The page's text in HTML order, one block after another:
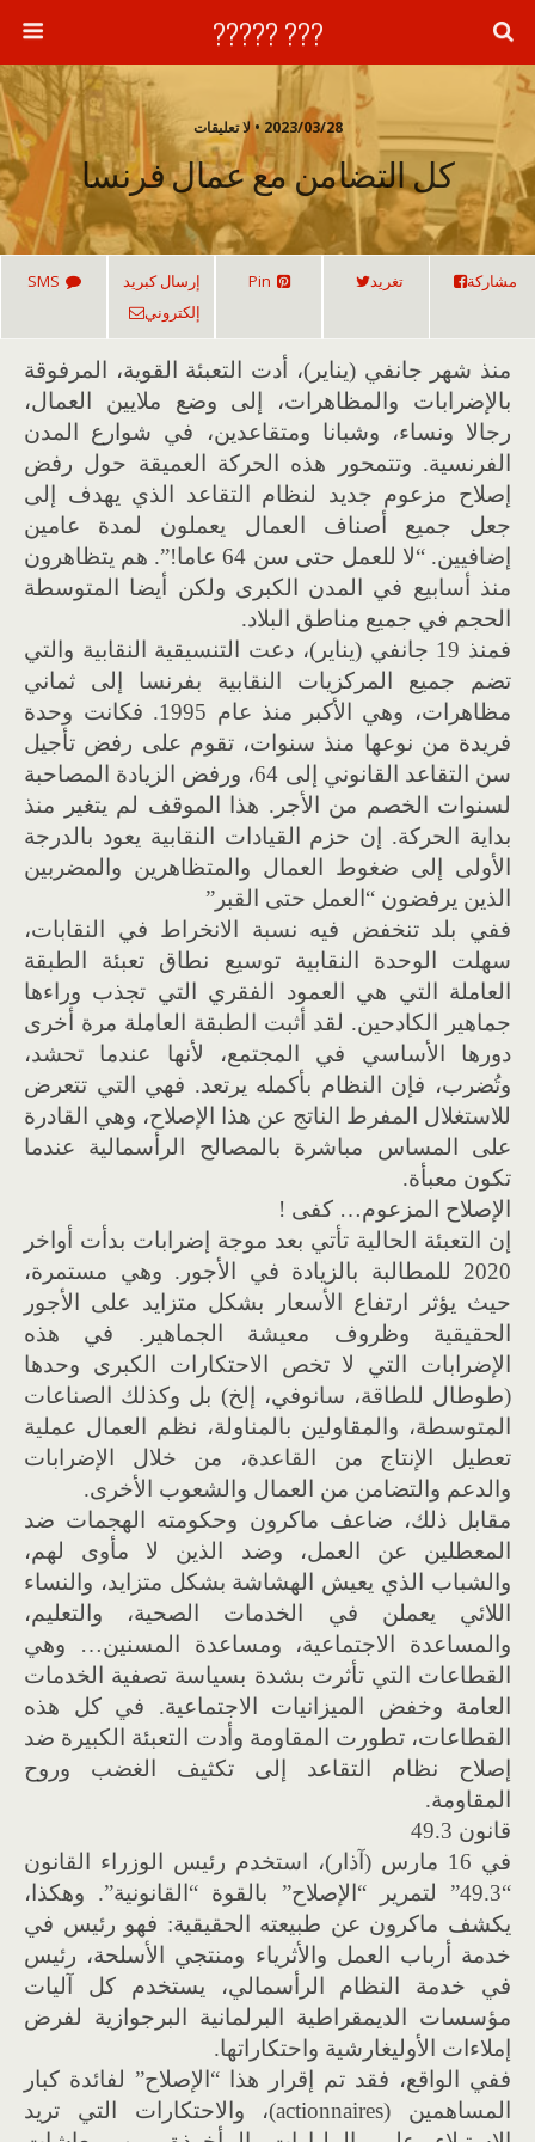
??? ?????
2023/03/28 • لا تعليقات
كل التضامن مع عمال فرنسا
مشاركة تغريد Pin
إرسال كبريد
إلكتروني
SMS
منذ شهر جانفي (يناير)، أدت التعبئة القوية، المرفوقة
بالإضرابات والمظاهرات، إلى وضع ملايين العمال،
رجالا ونساء، وشبانا ومتقاعدين، في شوارع المدن
الفرنسية. وتتمحور هذه الحركة العميقة حول رفض
إصلاح مزعوم جديد لنظام التقاعد الذي يهدف إلى
جعل جميع أصناف العمال يعملون لمدة عامين
إضافيين. “لا للعمل حتى سن 64 عاما!”. هم يتظاهرون
منذ أسابيع في المدن الكبرى ولكن أيضا المتوسطة
الحجم في جميع مناطق البلاد.
فمنذ 19 جانفي (يناير)، دعت التنسيقية النقابية والتي
تضم جميع المركزيات النقابية بفرنسا إلى ثماني
مظاهرات، وهي الأكبر منذ عام 1995. فكانت وحدة
فريدة من نوعها منذ سنوات، تقوم على رفض تأجيل
سن التقاعد القانوني إلى 64، ورفض الزيادة المصاحبة
لسنوات الخصم من الأجر. هذا الموقف لم يتغير منذ
بداية الحركة. إن حزم القيادات النقابية يعود بالدرجة
الأولى إلى ضغوط العمال والمتظاهرين والمضربين
الذين يرفضون “العمل حتى القبر”
ففي بلد تنخفض فيه نسبة الانخراط في النقابات،
سهلت الوحدة النقابية توسيع نطاق تعبئة الطبقة
العاملة التي هي العمود الفقري التي تجذب وراءها
جماهير الكادحين. لقد أثبت الطبقة العاملة مرة أخرى
دورها الأساسي في المجتمع، لأنها عندما تحشد،
وتُضرب، فإن النظام بأكمله يرتعد. فهي التي تتعرض
للاستغلال المفرط الناتج عن هذا الإصلاح، وهي القادرة
على المساس مباشرة بالمصالح الرأسمالية عندما
تكون معبأة.
الإصلاح المزعوم… كفى !
إن التعبئة الحالية تأتي بعد موجة إضرابات بدأت أواخر
2020 للمطالبة بالزيادة في الأجور. وهي مستمرة،
حيث يؤثر ارتفاع الأسعار بشكل متزايد على الأجور
الحقيقية وظروف معيشة الجماهير. في هذه
الإضرابات التي لا تخص الاحتكارات الكبرى وحدها
(طوطال للطاقة، سانوفي، إلخ) بل وكذلك الصناعات
المتوسطة، والمقاولين بالمناولة، نظم العمال عملية
تعطيل الإنتاج من القاعدة، من خلال الإضرابات
والدعم والتضامن من العمال والشعوب الأخرى.
مقابل ذلك، ضاعف ماكرون وحكومته الهجمات ضد
المعطلين عن العمل، وضد الذين لا مأوى لهم،
والشباب الذي يعيش الهشاشة بشكل متزايد، والنساء
اللائي يعملن في الخدمات الصحية، والتعليم،
والمساعدة الاجتماعية، ومساعدة المسنين… وهي
القطاعات التي تأثرت بشدة بسياسة تصفية الخدمات
العامة وخفض الميزانيات الاجتماعية. في كل هذه
القطاعات، تطورت المقاومة وأدت التعبئة الكبيرة ضد
إصلاح نظام التقاعد إلى تكثيف الغضب وروح
المقاومة.
قانون 49.3
في 16 مارس (آذار)، استخدم رئيس الوزراء القانون
“49.3” لتمرير “الإصلاح” بالقوة “القانونية”. وهكذا،
يكشف ماكرون عن طبيعته الحقيقية: فهو رئيس في
خدمة أرباب العمل والأثرياء ومنتجي الأسلحة، رئيس
في خدمة النظام الرأسمالي، يستخدم كل آليات
مؤسسات الديمقراطية البرلمانية البرجوازية لفرض
إملاءات الأوليغارشية واحتكاراتها.
ففي الواقع، فقد تم إقرار هذا “الإصلاح” لفائدة كبار
المساهمين (actionnaires)، والاحتكارات التي تريد